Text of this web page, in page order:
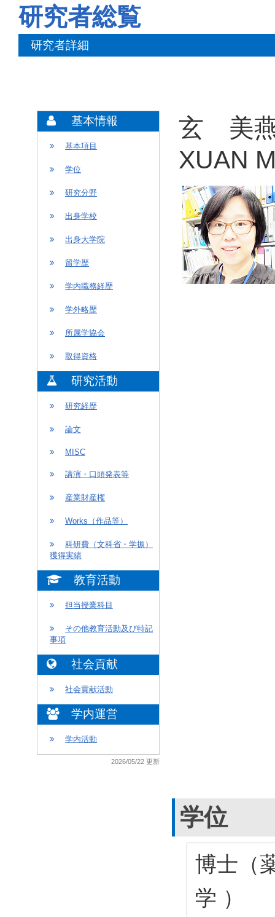
研究者総覧
研究者詳細
基本情報
基本項目
学位
研究分野
出身学校
出身大学院
留学歴
学内職務経歴
学外略歴
所属学協会
取得資格
研究活動
研究経歴
論文
MISC
講演・口頭発表等
産業財産権
Works（作品等）
科研費（文科省・学振）
獲得実績
教育活動
担当授業科目
その他教育活動及び特記
事項
社会貢献
社会貢献活動
学内運営
学内活動
2026/05/22 更新
玄 美
XUAN
学位
博士（
学 ）